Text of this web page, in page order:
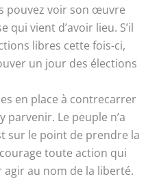
pouvez voir son œuvre
qui vient d’avoir lieu. S’il
libres cette fois-ci,
un jour des élections
en place à contrecarrer
parvenir. Le peuple n’a
sur le point de prendre la
toute action qui
au nom de la liberté.